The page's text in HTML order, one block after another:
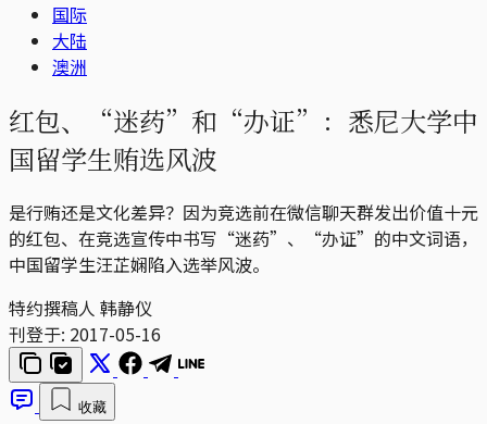
国际
大陆
澳洲
红包、“迷药”和“办证”：悉尼大学中
国留学生贿选风波
是行贿还是文化差异？因为竞选前在微信聊天群发出价值十元
的红包、在竞选宣传中书写“迷药”、“办证”的中文词语，
中国留学生汪芷娴陷入选举风波。
特约撰稿人 韩静仪
刊登于: 2017-05-16
收藏